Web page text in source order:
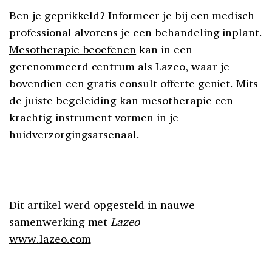
Ben je geprikkeld? Informeer je bij een medisch
professional alvorens je een behandeling inplant.
Mesotherapie beoefenen kan in een
gerenommeerd centrum als Lazeo, waar je
bovendien een gratis consult offerte geniet. Mits
de juiste begeleiding kan mesotherapie een
krachtig instrument vormen in je
huidverzorgingsarsenaal.
Dit artikel werd opgesteld in nauwe
samenwerking metLazeo
www.lazeo.com